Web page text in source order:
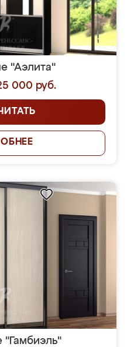
"Аэлита"
000 руб.
"Гамбиэль"